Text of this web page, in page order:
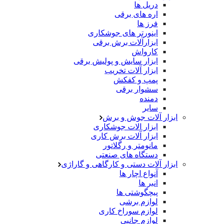
دریل ها
اره های برقی
فرز ها
اینورتر های جوشکاری
ابزارآلات برش برقی
کارواش
ابزار سایش و پولیش برقی
ابزار آلات تخریب
پمپ و کفکش
سشوار برقی
دمنده
سایر
ابزار آلات جوش و برش
ابزار الات جوشکاری
ابزار آلات برش کاری
مانومتر و رگلاتور
دستگاه های صنعتی
ابزار آلات دستی و کارگاهی و گاراژی
آنواع اچار ها
انبر ها
پیچگوشتی ها
لوازم برشی
لوازم سوراخ کاری
لوازم جانبی